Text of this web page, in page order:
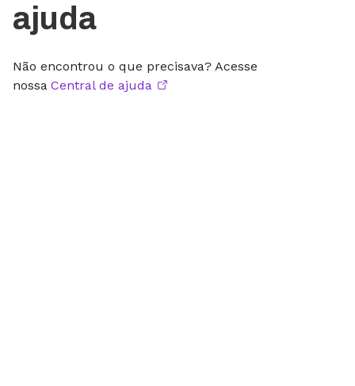
ajuda
Não encontrou o que precisava? Acesse
nossa Central de ajuda